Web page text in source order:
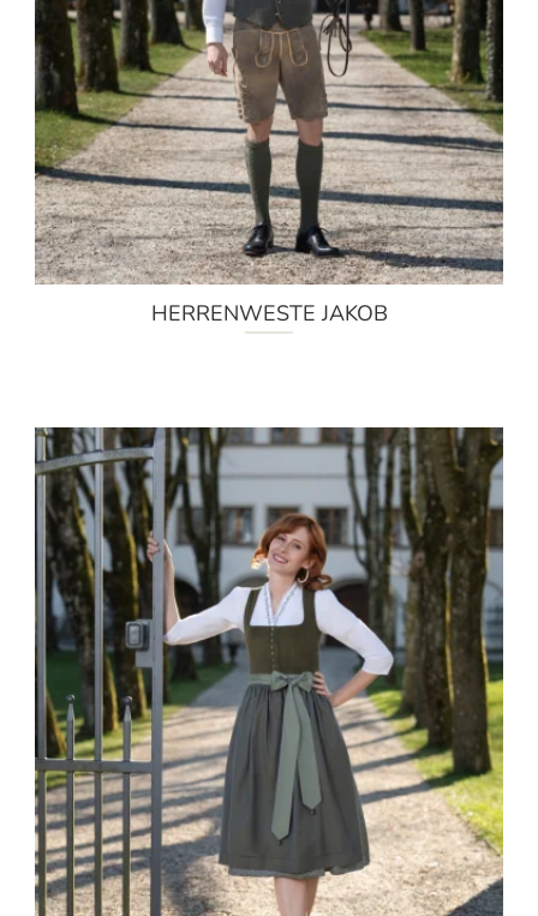
HERRENWESTE JAKOB